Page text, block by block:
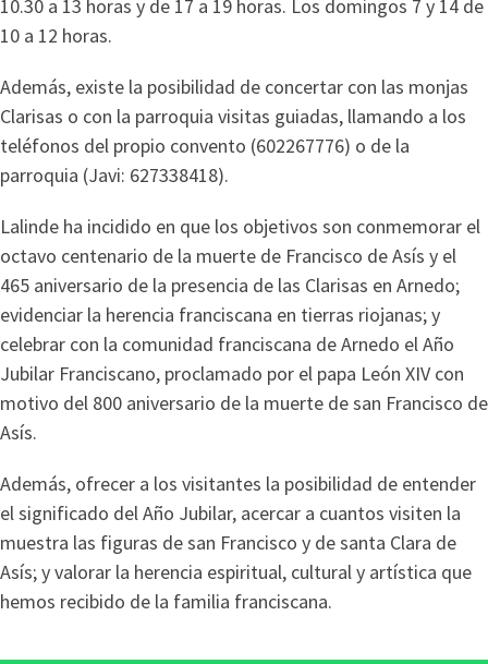
10.30 a 13 horas y de 17 a 19 horas. Los domingos 7 y 14 de
10 a 12 horas.
Además, existe la posibilidad de concertar con las monjas
Clarisas o con la parroquia visitas guiadas, llamando a los
teléfonos del propio convento (602267776) o de la
parroquia (Javi: 627338418).
Lalinde ha incidido en que los objetivos son conmemorar el
octavo centenario de la muerte de Francisco de Asís y el
465 aniversario de la presencia de las Clarisas en Arnedo;
evidenciar la herencia franciscana en tierras riojanas; y
celebrar con la comunidad franciscana de Arnedo el Año
Jubilar Franciscano, proclamado por el papa León XIV con
motivo del 800 aniversario de la muerte de san Francisco de
Asís.
Además, ofrecer a los visitantes la posibilidad de entender
el significado del Año Jubilar, acercar a cuantos visiten la
muestra las figuras de san Francisco y de santa Clara de
Asís; y valorar la herencia espiritual, cultural y artística que
hemos recibido de la familia franciscana.